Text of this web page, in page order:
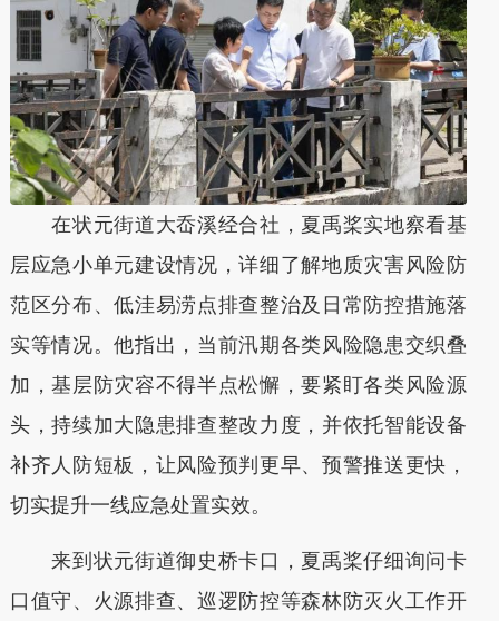
在状元街道大岙溪经合社，夏禹桨实地察看基
层应急小单元建设情况，详细了解地质灾害风险防
范区分布、低洼易涝点排查整治及日常防控措施落
实等情况。他指出，当前汛期各类风险隐患交织叠
加，基层防灾容不得半点松懈，要紧盯各类风险源
头，持续加大隐患排查整改力度，并依托智能设备
补齐人防短板，让风险预判更早、预警推送更快，
切实提升一线应急处置实效。
来到状元街道御史桥卡口，夏禹桨仔细询问卡
口值守、火源排查、巡逻防控等森林防灭火工作开